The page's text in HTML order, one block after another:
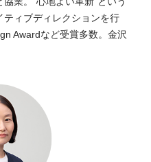
ィブディレクションを行
Awardなど受賞多数。金沢